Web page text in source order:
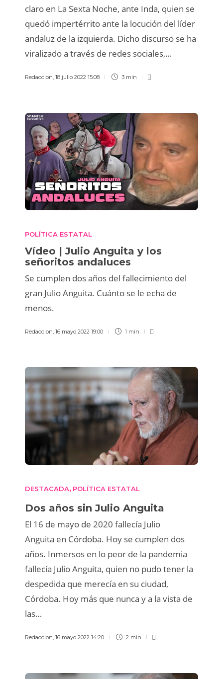
claro en La Sexta Noche, ante Inda, quien se
quedó impertérrito ante la locución del líder
andaluz de la izquierda. Dicho discurso se ha
viralizado a través de redes sociales,…
Redaccion 18 julio 2022 15:08 3 min
POLÍTICA ESTATAL
Vídeo | Julio Anguita y los
señoritos andaluces
Se cumplen dos años del fallecimiento del
gran Julio Anguita. Cuánto se le echa de
menos.
Redaccion 16 mayo 2022 19:00 1 min
DESTACADA, POLÍTICA ESTATAL
Dos años sin Julio Anguita
El 16 de mayo de 2020 fallecía Julio
Anguita en Córdoba. Hoy se cumplen dos
años. Inmersos en lo peor de la pandemia
fallecía Julio Anguita, quien no pudo tener la
despedida que merecía en su ciudad,
Córdoba. Hoy más que nunca y a la vista de
las…
Redaccion, 16 mayo 2022 14:20 2 min